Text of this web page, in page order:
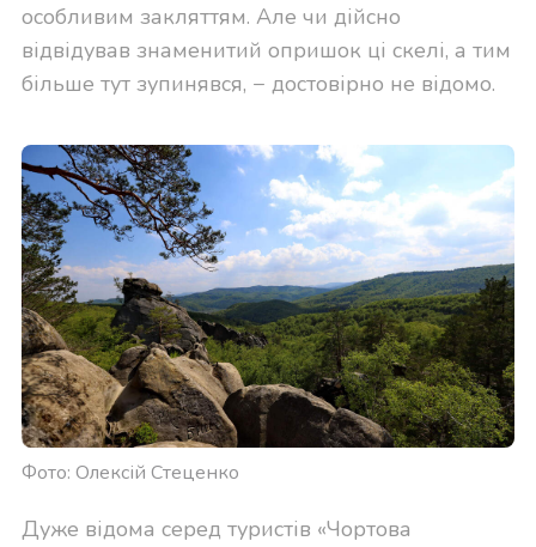
особливим закляттям. Але чи дійсно
відвідував знаменитий опришок ці скелі, а тим
більше тут зупинявся, − достовірно не відомо.
Фото: Олексій Стеценко
Дуже відома серед туристів «Чортова